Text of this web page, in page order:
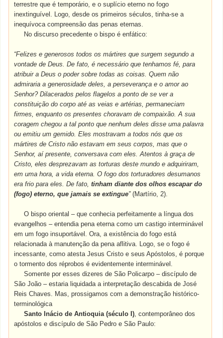
terrestre que é temporário, e o suplício eterno no fogo
inextinguível. Logo, desde os primeiros séculos, tinha-se a
inequívoca compreensão das penas eternas.
No discurso precedente o bispo é enfático:
“Felizes e generosos todos os mártires que surgem segundo a
vontade de Deus. De fato, é necessário que tenhamos fé, para
atribuir a Deus o poder sobre todas as coisas. Quem não
admiraria a generosidade deles, a perseverança e o amor ao
Senhor? Dilacerados pelos flagelos a ponto de se ver a
constituição do corpo até as veias e artérias, permaneciam
firmes, enquanto os presentes choravam de compaixão. A sua
coragem chegou a tal ponto que nenhum deles disse uma palavra
ou emitiu um gemido. Eles mostravam a todos nós que os
mártires de Cristo não estavam em seus corpos, mas que o
Senhor, aí presente, conversava com eles. Atentos à graça de
Cristo, eles desprezavam as torturas deste mundo e adquiriram,
em uma hora, a vida eterna. O fogo dos torturadores desumanos
era frio para eles. De fato,tinham diante dos olhos escapar do
(fogo) eterno, que jamais se extingue”(Martírio, 2).
O bispo oriental – que conhecia perfeitamente a língua dos
evangelhos – entendia pena eterna como um castigo interminável
em um fogo insuportável. Ora, a existência do fogo está
relacionada à manutenção da pena aflitiva. Logo, se o fogo é
incessante, como atesta Jesus Cristo e seus Apóstolos, é porque
o tormento dos réprobos é evidentemente interminável.
Somente por esses dizeres de São Policarpo – discípulo de
São João – estaria liquidada a interpretação descabida de José
Reis Chaves. Mas, prossigamos com a demonstração histórico-
terminológica
Santo Inácio de Antioquia (século I), contemporâneo dos
apóstolos e discípulo de São Pedro e São Paulo: